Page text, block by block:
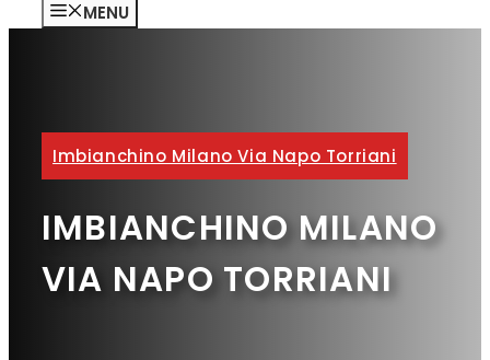
MENU
Imbianchino Milano Via Napo Torriani
IMBIANCHINO MILANO
VIA NAPO TORRIANI